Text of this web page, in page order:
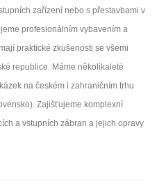
zařízení nebo s přestavbami v
profesionálním vybavením a
praktické zkušenosti se všemi
republice. Máme několikaleté
na českém i zahraničním trhu
Zajišťujeme komplexní
a vstupních zábran a jejich opravy